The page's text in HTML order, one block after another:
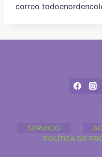
correo
SERVICIO
POLÍTICA DE